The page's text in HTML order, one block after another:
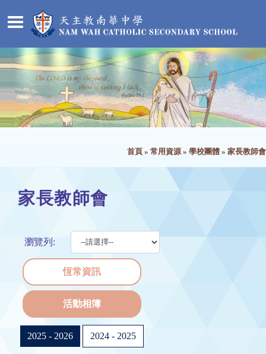
首頁 » 常用資源» 學校團體 » 家長教師會
家長教師會
瀏覽列:
恆常資訊
活動相簿
2025 - 2026 2024 - 2025